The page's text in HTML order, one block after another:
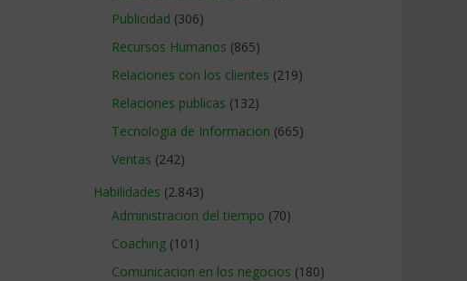
Publicidad (306)
Recursos Humanos (865)
Relaciones con los clientes (219)
Relaciones publicas (132)
Tecnologia de Informacion (665)
Ventas (242)
Habilidades (2.843)
Administracion del tiempo (70)
Coaching (101)
Comunicacion en los negocios (180)